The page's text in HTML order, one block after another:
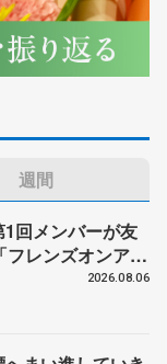
週間
回メンバーが友
レンズオンアイ
有川梨絵さん、
2026.08.06